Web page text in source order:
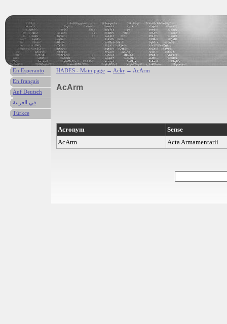
HADES - Main page → Ackr → AcArm
AcArm
Acronym
Sense
AcArm
Acta Armamentarii
En Esperanto
En français
Auf Deutsch
في العربية
Türkce